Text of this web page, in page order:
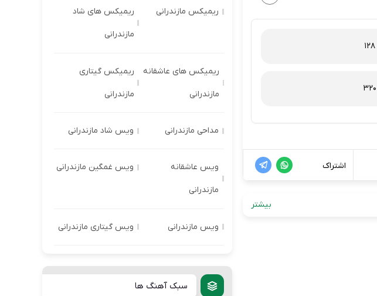
اشتراک
بیشتر
ریمیکس مازندرانی ریمیکس های شاد
مازندرانی
ریمیکس های عاشقانه
مازندرانی
ریمیکس گیتاری
مازندرانی
مداحی مازندرانی ویس شاد مازندرانی
ویس عاشقانه
مازندرانی
ویس غمگین مازندرانی
ویس مازندرانی ویس گیتاری مازندرانی
سبک آهنگ ها